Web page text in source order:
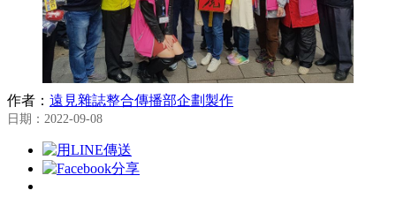
作者： 遠見雜誌整合傳播部企劃製作
日期：2022-09-08